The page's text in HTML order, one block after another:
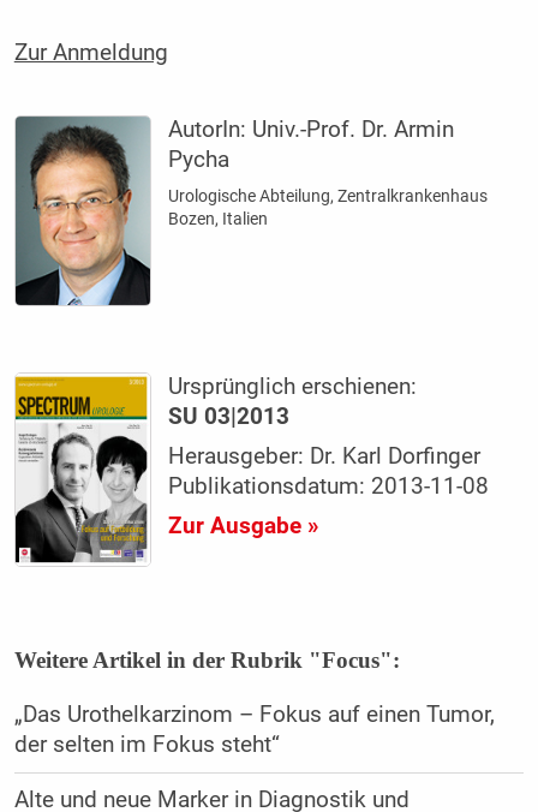
Zur Anmeldung
AutorIn: Univ.-Prof. Dr. Armin
Pycha
Urologische Abteilung, Zentralkrankenhaus
Bozen, Italien
Ursprünglich erschienen:
SU 03|2013
Herausgeber: Dr. Karl Dorfinger
Publikationsdatum: 2013-11-08
Zur Ausgabe »
Weitere Artikel in der Rubrik "Focus":
„Das Urothelkarzinom – Fokus auf einen Tumor,
der selten im Fokus steht“
Alte und neue Marker in Diagnostik und